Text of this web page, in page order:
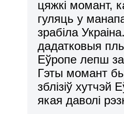
цяжкі момант,
гуляць у
зрабіла
дадатковыя
Еўропе лепш
Гэты момант
зблізіў хутчэй
якая даволі